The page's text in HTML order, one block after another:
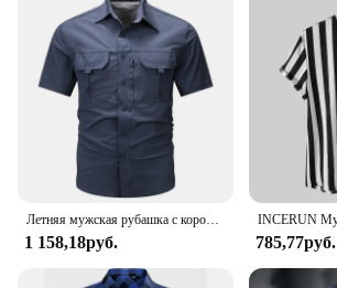
Летняя мужская рубашка с коротким рукавом, Мужская дышащая тактическая Рабочая Рубашка, топы, уличные повседневные быстросохнущие рубашки-карго с несколькими карманами для кемпинга
1 158,18руб. 785,77руб.